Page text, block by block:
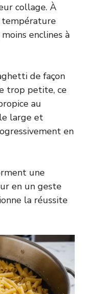
collage. À
température
enclines à
de façon
trop petite, ce
au
large et
en
une
en un geste
la réussite